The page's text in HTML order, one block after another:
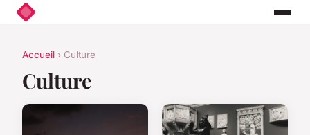
Accueil › Culture
Culture